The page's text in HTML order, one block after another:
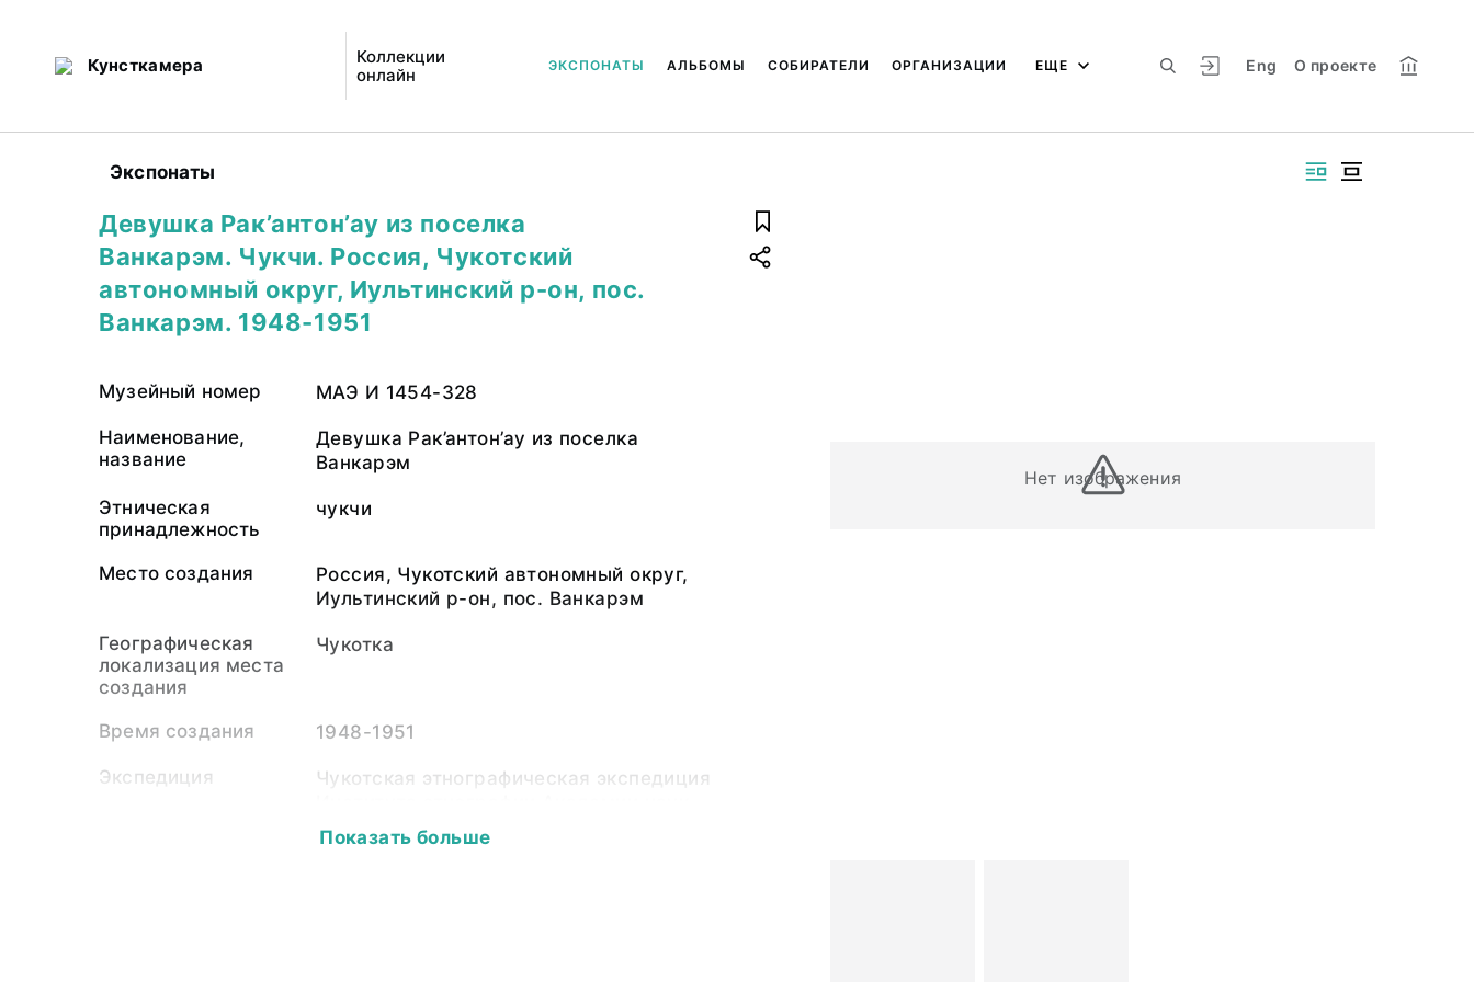
Кунсткамера
Коллекции
онлайн
Eng О проекте
ЭКСПОНАТЫ АЛЬБОМЫ СОБИРАТЕЛИ ОРГАНИЗАЦИИ ЕЩЕ
Экспонаты
Нет изображения
Девушка Рак’антон’ау из поселка
Ванкарэм. Чукчи. Россия, Чукотский
автономный округ, Иультинский р-он, пос.
Ванкарэм. 1948-1951
Музейный номер МАЭ И 1454-328
Наименование,
название
Девушка Рак’антон’ау из поселка
Ванкарэм
Этническая
принадлежность
чукчи
Место создания
Россия, Чукотский автономный округ,
Иультинский р-он, пос. Ванкарэм
Географическая
локализация места
создания
Чукотка
Время создания 1948-1951
Экспедиция
Чукотская этнографическая экспедиция
СССР (1948-1951)
Показать больше